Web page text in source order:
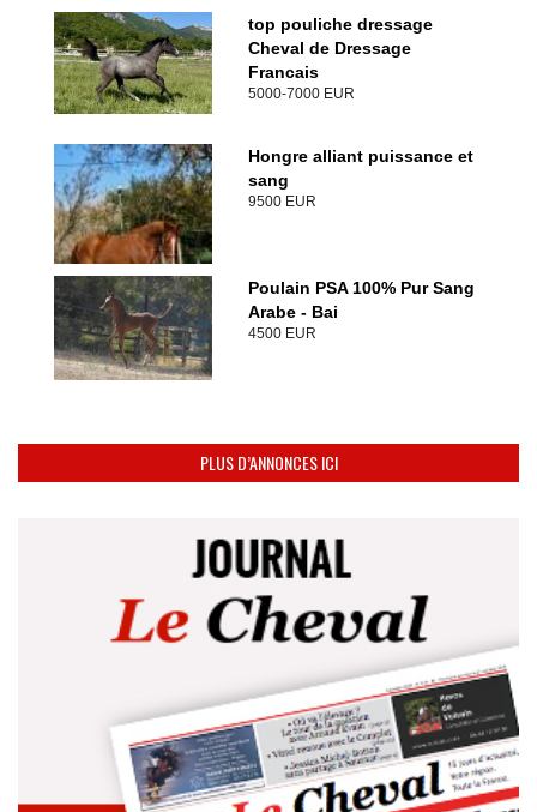
top pouliche dressage
Cheval de Dressage
Francais
5000-7000 EUR
Hongre alliant puissance et
sang
9500 EUR
Poulain PSA 100% Pur Sang
Arabe - Bai
4500 EUR
PLUS D’ANNONCES ICI